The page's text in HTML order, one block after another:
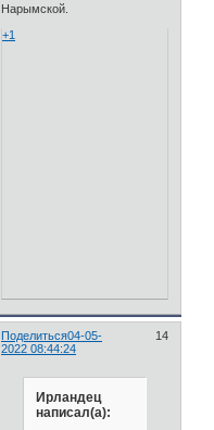
Нарымской.
+1
Поделиться 14
04-05-
2022 08:44:24
Ирландец
написал(а):